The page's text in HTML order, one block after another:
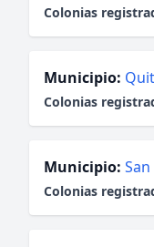
Colonias
Municipio:
Colonias
Municipio:
Colonias